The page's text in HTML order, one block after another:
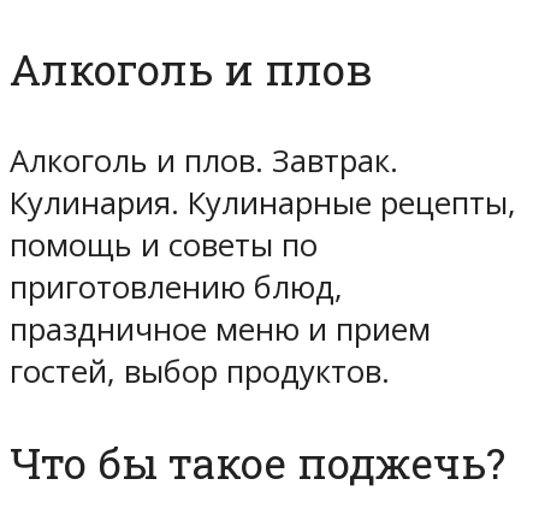
Алкоголь и плов
Алкоголь и плов. Завтрак.
Кулинария. Кулинарные рецепты,
помощь и советы по
приготовлению блюд,
праздничное меню и прием
гостей, выбор продуктов.
Что бы такое поджечь?